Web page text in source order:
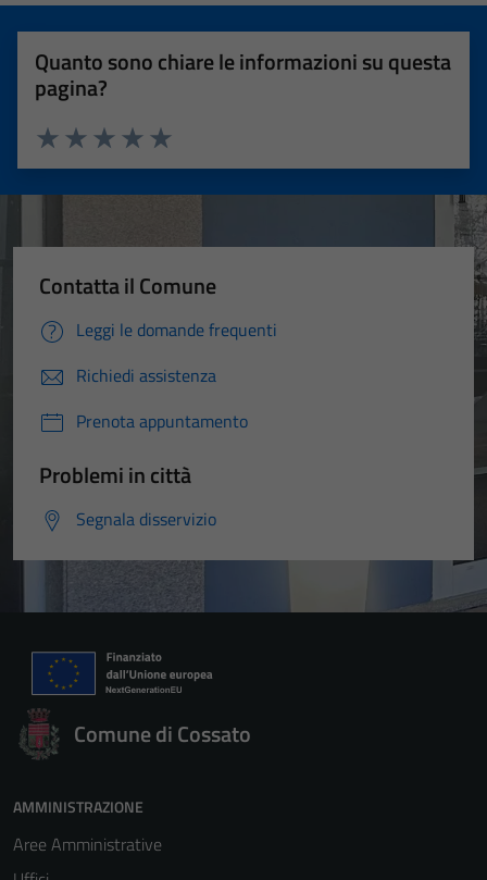
Quanto sono chiare le informazioni su questa
pagina?
Valuta 5 stelle su 5
Valuta 4 stelle su 5
Valuta 3 stelle su 5
Valuta 2 stelle su 5
Valuta 1 stelle su 5
Contatta il Comune
Leggi le domande frequenti
Richiedi assistenza
Prenota appuntamento
Problemi in città
Segnala disservizio
Comune di Cossato
AMMINISTRAZIONE
Aree Amministrative